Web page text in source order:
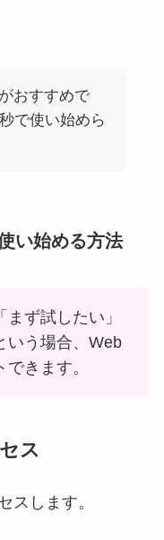
おすすめで
で使い始めら
い始める方法
ず試したい」
いう場合、Web
きます。
ス
スします。